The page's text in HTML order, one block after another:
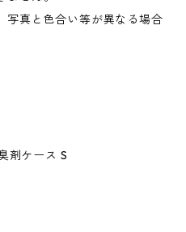
写真と色合い等が異なる場合
剤ケース S